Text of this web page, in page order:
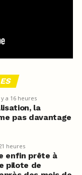
y a 16 heures
la
pas davantage
heures
enfin prête à
pilote de